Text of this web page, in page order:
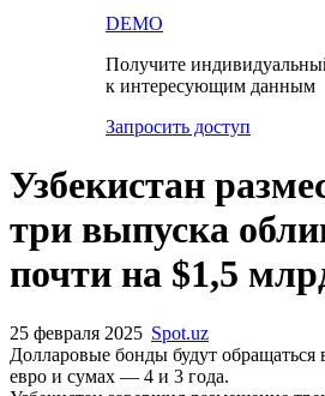
DEMO
Получите
к интересующим данным
Запросить доступ
Узбекистан
три выпуска
почти на $1,5
25 февраля 2025 Spot.uz
Долларовые бонды будут обращаться
евро и сумах — 4 и 3 года.